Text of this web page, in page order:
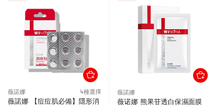
薇諾娜 4種選擇
薇諾娜 【痘痘肌必備】隱形消
薇諾娜
薇诺娜 熊果苷透白保濕面膜